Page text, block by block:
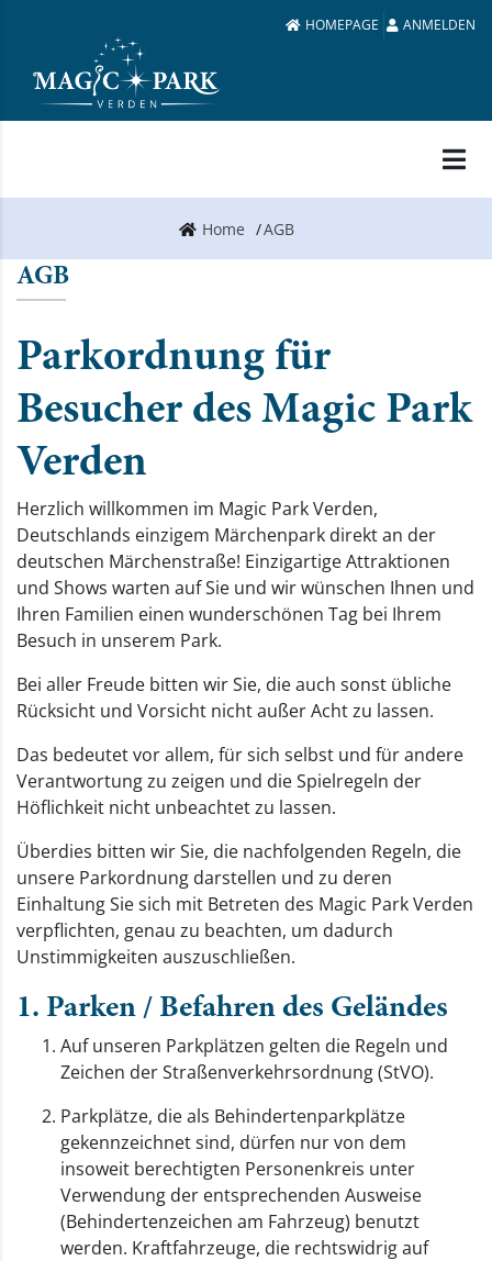
HOMEPAGE ANMELDEN
Home AGB
AGB
Parkordnung für
Besucher des Magic Park
Verden
Herzlich willkommen im Magic Park Verden,
Deutschlands einzigem Märchenpark direkt an der
deutschen Märchenstraße! Einzigartige Attraktionen
und Shows warten auf Sie und wir wünschen Ihnen und
Ihren Familien einen wunderschönen Tag bei Ihrem
Besuch in unserem Park.
Bei aller Freude bitten wir Sie, die auch sonst übliche
Rücksicht und Vorsicht nicht außer Acht zu lassen.
Das bedeutet vor allem, für sich selbst und für andere
Verantwortung zu zeigen und die Spielregeln der
Höflichkeit nicht unbeachtet zu lassen.
Überdies bitten wir Sie, die nachfolgenden Regeln, die
unsere Parkordnung darstellen und zu deren
Einhaltung Sie sich mit Betreten des Magic Park Verden
verpflichten, genau zu beachten, um dadurch
Unstimmigkeiten auszuschließen.
1. Parken / Befahren des Geländes
Auf unseren Parkplätzen gelten die Regeln und
Zeichen der Straßenverkehrsordnung (StVO).
Parkplätze, die als Behindertenparkplätze
gekennzeichnet sind, dürfen nur von dem
insoweit berechtigten Personenkreis unter
Verwendung der entsprechenden Ausweise
(Behindertenzeichen am Fahrzeug) benutzt
werden. Kraftfahrzeuge, die rechtswidrig auf